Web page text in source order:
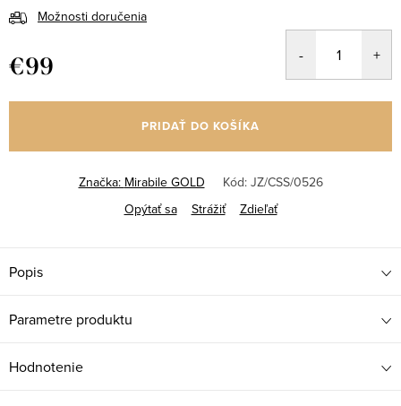
Možnosti doručenia
€99
cena:
PRIDAŤ DO KOŠÍKA
Značka: Mirabile GOLD Kód: JZ/CSS/0526
Opýtať sa
Strážiť Zdieľať
Popis
Parametre produktu
Hodnotenie